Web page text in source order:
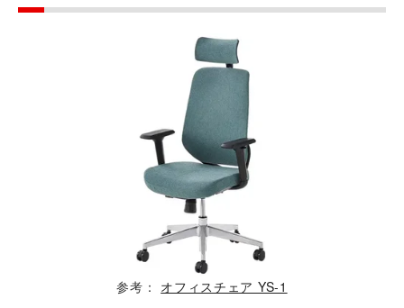
参考： オフィスチェア YS-1